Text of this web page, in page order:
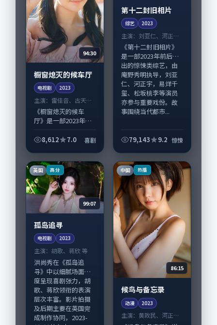
94:30
橱窗熄灭的候车厅
电视剧 2023
主演： 雷佳音、古天乐
等
《橱窗熄灭的候车
厅》是一部2023年前
剧，由奉俊昊执导，
参与重要戏份。故事
围绕当代都市中的...
8,612 7.0 喜剧
第十二封旧相片
综艺 2023
主演： 刘亚仁、河正宇
等
《第十二封旧相片》
是一部2023年前后推
出的惊悚类综艺，由
庵野秀明执导，刘亚
仁、河正宇，易烊千
玺、松坂桃李等演员
亦参与重要戏份。故
事围绕当代都市...
79,143 9.2 惊悚
英国 高分
99:07
孤岛追寻
电视剧 2023
主演： 胡歌、蒋欣 等
洪尚秀在《孤岛追
寻》中以细腻场面调
度呈现喜剧张力，胡
歌、蒋欣领衔的表演
层次丰富。影片拍摄
及后期主要在英国完
成制作协同，2023-
中国 热播
86:15
候鸟与备忘录
动漫 2023
主演： 黄政民、河正宇